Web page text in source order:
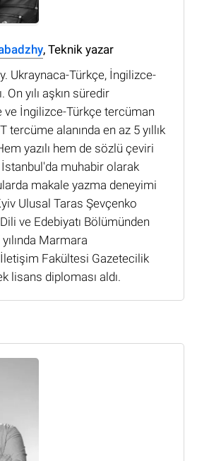
, Teknik yazar
Ukraynaca-Türkçe, İngilizce-
On yılı aşkın süredir
ve İngilizce-Türkçe tercüman
tercüme alanında en az 5 yıllık
yazılı hem de sözlü çeviri
İstanbul'da muhabir olarak
makale yazma deneyimi
Ulusal Taras Şevçenko
ve Edebiyatı Bölümünden
Marmara
Fakültesi Gazetecilik
lisans diploması aldı.